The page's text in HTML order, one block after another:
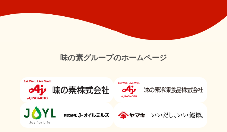
味の素グループのホームページ